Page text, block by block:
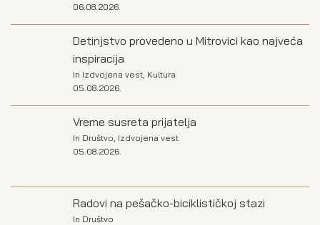
06.08.2026.
Detinjstvo provedeno u Mitrovici kao najveća
inspiracija
In Izdvojena vest, Kultura
05.08.2026.
Vreme susreta prijatelja
In Društvo Izdvojena vest
05.08.2026.
Radovi na pešačko-biciklističkoj stazi
In Društvo